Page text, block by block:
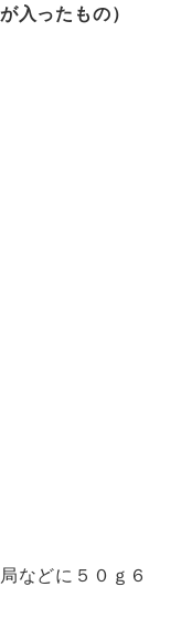
入ったもの）
などに５０ｇ６